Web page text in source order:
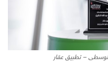
الوسطى – تطبيق عقار